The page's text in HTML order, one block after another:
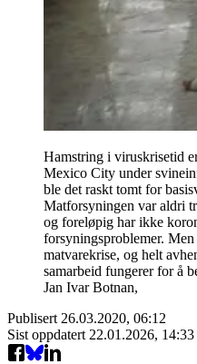
Hamstring i viruskrisetid
Mexico City under
ble det raskt tomt for
Matforsyningen var aldri
og foreløpig har ikke
forsyningsproblemer.
matvarekrise, og helt
samarbeid fungerer for å
Jan Ivar Botnan,
Publisert 26.03.2020, 06:12
Sist oppdatert 22.01.2026, 14:33